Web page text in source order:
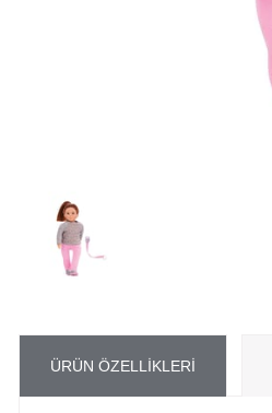
ÜRÜN ÖZELLIKLERI